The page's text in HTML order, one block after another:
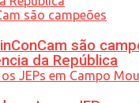
da República
são